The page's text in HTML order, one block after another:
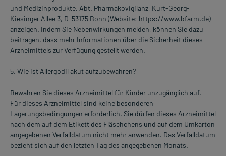
und Medizinprodukte, Abt. Pharmakovigilanz, Kurt-Georg-
Kiesinger Allee 3, D-53175 Bonn (Website: https://www.bfarm.de)
anzeigen. Indem Sie Nebenwirkungen melden, können Sie dazu
beitragen, dass mehr Informationen über die Sicherheit dieses
Arzneimittels zur Verfügung gestellt werden.
5. Wie ist Allergodil akut aufzubewahren?
Bewahren Sie dieses Arzneimittel für Kinder unzugänglich auf.
Für dieses Arzneimittel sind keine besonderen
Lagerungsbedingungen erforderlich. Sie dürfen dieses Arzneimittel
nach dem auf dem Etikett des Fläschchens und auf dem Umkarton
angegebenen Verfalldatum nicht mehr anwenden. Das Verfalldatum
bezieht sich auf den letzten Tag des angegebenen Monats.